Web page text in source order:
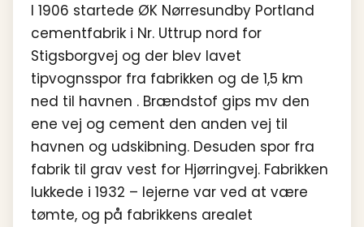
I 1906 startede ØK Nørresundby Portland
cementfabrik i Nr. Uttrup nord for
Stigsborgvej og der blev lavet
tipvognsspor fra fabrikken og de 1,5 km
ned til havnen . Brændstof gips mv den
ene vej og cement den anden vej til
havnen og udskibning. Desuden spor fra
fabrik til grav vest for Hjørringvej. Fabrikken
lukkede i 1932 – lejerne var ved at være
tømte, og på fabrikkens arealet